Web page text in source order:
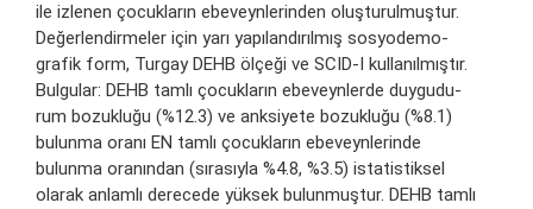
ile izlenen çocukların ebeveynlerinden oluşturulmuştur.
Değerlendirmeler için yarı yapılandırılmış sosyodemo-
grafik form, Turgay DEHB ölçeği ve SCID-I kullanılmıştır.
Bulgular: DEHB tamlı çocukların ebeveynlerde duygudu-
rum bozukluğu (%12.3) ve anksiyete bozukluğu (%8.1)
bulunma oranı EN tamlı çocukların ebeveynlerinde
bulunma oranından (sırasıyla %4.8, %3.5) istatistiksel
olarak anlamlı derecede yüksek bulunmuştur. DEHB tamlı